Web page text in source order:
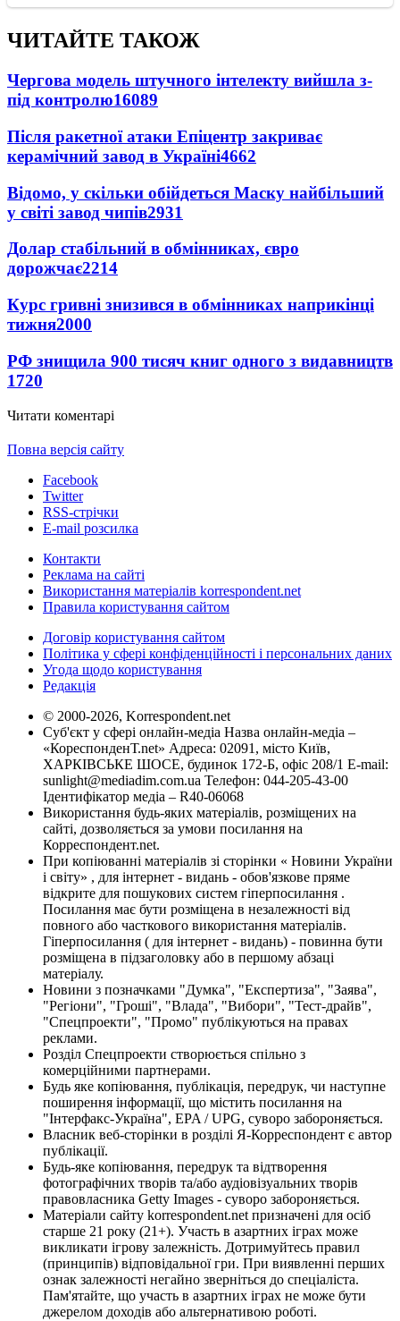
ЧИТАЙТЕ ТАКОЖ
Чергова модель штучного інтелекту вийшла з-
під контролю16089
Після ракетної атаки Епіцентр закриває
керамічний завод в Україні4662
Відомо, у скільки обійдеться Маску найбільший
у світі завод чипів2931
Долар стабільний в обмінниках, євро
дорожчає2214
Курс гривні знизився в обмінниках наприкінці
тижня2000
РФ знищила 900 тисяч книг одного з видавництв
1720
Читати коментарі
Повна версія сайту
Facebook
Twitter
RSS-стрічки
E-mail розсилка
Контакти
Реклама на сайті
Використання матеріалів korrespondent.net
Правила користування сайтом
Договір користування сайтом
Політика у сфері конфіденційності і персональних даних
Угода щодо користування
Редакція
© 2000-2026, Korrespondent.net
Суб'єкт у сфері онлайн-медіа Назва онлайн-медіа –
«КореспонденТ.net» Адреса: 02091, місто Київ,
ХАРКІВСЬКЕ ШОСЕ, будинок 172-Б, офіс 208/1 E-mail:
sunlight@mediadim.com.ua Телефон: 044-205-43-00
Ідентифікатор медіа – R40-06068
Використання будь-яких матеріалів, розміщених на
сайті, дозволяється за умови посилання на
Корреспондент.net.
При копіюванні матеріалів зі сторінки « Новини України
і світу» , для інтернет - видань - обов'язкове пряме
відкрите для пошукових систем гіперпосилання .
Посилання має бути розміщена в незалежності від
повного або часткового використання матеріалів.
Гіперпосилання ( для інтернет - видань) - повинна бути
розміщена в підзаголовку або в першому абзаці
матеріалу.
Новини з позначками "Думка", "Експертиза", "Заява",
"Регіони", "Гроші", "Влада", "Вибори", "Тест-драйв",
"Спецпроекти", "Промо" публікуються на правах
реклами.
Розділ Спецпроекти створюється спільно з
комерційними партнерами.
Будь яке копіювання, публікація, передрук, чи наступне
поширення інформації, що містить посилання на
"Інтерфакс-Україна", EPA / UPG, суворо забороняється.
Власник веб-сторінки в розділі Я-Корреспондент є автор
публікації.
Будь-яке копіювання, передрук та відтворення
фотографічних творів та/або аудіовізуальних творів
правовласника Getty Images - суворо забороняється.
Матеріали сайту korrespondent.net призначені для осіб
старше 21 року (21+). Участь в азартних іграх може
викликати ігрову залежність. Дотримуйтесь правил
(принципів) відповідальної гри. При виявленні перших
ознак залежності негайно зверніться до спеціаліста.
Пам'ятайте, що участь в азартних іграх не може бути
джерелом доходів або альтернативою роботі.